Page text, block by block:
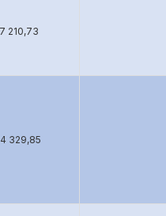
210,73
329,85